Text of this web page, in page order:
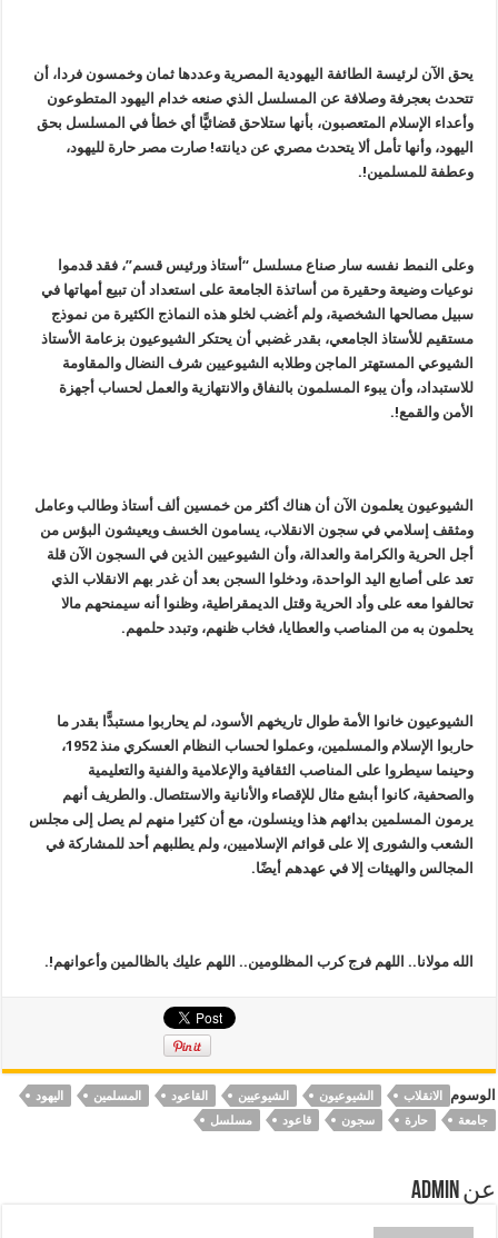
يحق الآن لرئيسة الطائفة اليهودية المصرية وعددها ثمان وخمسون فردا، أن
تتحدث بعجرفة وصلافة عن المسلسل الذي صنعه خدام اليهود المتطوعون
وأعداء الإسلام المتعصبون، بأنها ستلاحق قضائيًّا أي خطأ في المسلسل بحق
اليهود، وأنها تأمل ألا يتحدث مصري عن ديانته! صارت مصر حارة لليهود،
وعطفة للمسلمين!.
وعلى النمط نفسه سار صناع مسلسل “أستاذ ورئيس قسم”، فقد قدموا
نوعيات وضيعة وحقيرة من أساتذة الجامعة على استعداد أن تبيع أمهاتها في
سبيل مصالحها الشخصية، ولم أغضب لخلو هذه النماذج الكثيرة من نموذج
مستقيم للأستاذ الجامعي، بقدر غضبي أن يحتكر الشيوعيون بزعامة الأستاذ
الشيوعي المستهتر الماجن وطلابه الشيوعيين شرف النضال والمقاومة
للاستبداد، وأن يبوء المسلمون بالنفاق والانتهازية والعمل لحساب أجهزة
الأمن والقمع!.
الشيوعيون يعلمون الآن أن هناك أكثر من خمسين ألف أستاذ وطالب وعامل
ومثقف إسلامي في سجون الانقلاب، يسامون الخسف ويعيشون البؤس من
أجل الحرية والكرامة والعدالة، وأن الشيوعيين الذين في السجون الآن قلة
تعد على أصابع اليد الواحدة، ودخلوا السجن بعد أن غدر بهم الانقلاب الذي
تحالفوا معه على وأد الحرية وقتل الديمقراطية، وظنوا أنه سيمنحهم مالا
يحلمون به من المناصب والعطايا، فخاب ظنهم، وتبدد حلمهم.
الشيوعيون خانوا الأمة طوال تاريخهم الأسود، لم يحاربوا مستبدًّا بقدر ما
حاربوا الإسلام والمسلمين، وعملوا لحساب النظام العسكري منذ 1952،
وحينما سيطروا على المناصب الثقافية والإعلامية والفنية والتعليمية
والصحفية، كانوا أبشع مثال للإقصاء والأنانية والاستئصال. والطريف أنهم
يرمون المسلمين بدائهم هذا وينسلون، مع أن كثيرا منهم لم يصل إلى مجلس
الشعب والشورى إلا على قوائم الإسلاميين، ولم يطلبهم أحد للمشاركة في
المجالس والهيئات إلا في عهدهم أيضًا.
الله مولانا.. اللهم فرج كرب المظلومين.. اللهم عليك بالظالمين وأعوانهم!.
الوسوم الانقلاب الشيوعيون الشيوعيين القاعود المسلمين
اليهود
جامعة
حارة سجون قاعود مسلسل
عن Admin